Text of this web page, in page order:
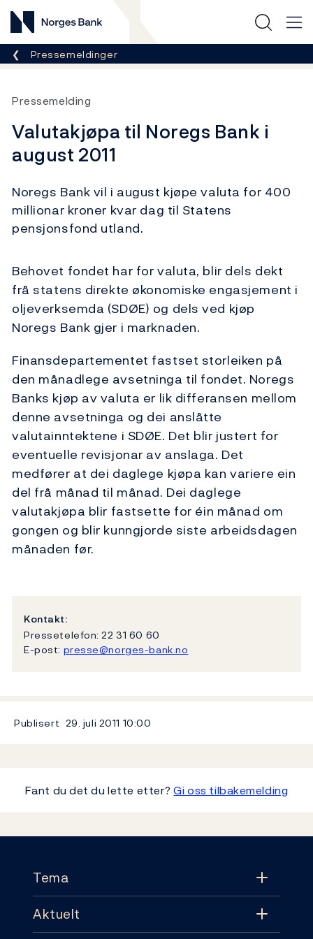
Norges Bank
Her er du nå:
Pressemeldinger
Pressemelding
Valutakjøpa til Noregs Bank i
august 2011
Noregs Bank vil i august kjøpe valuta for 400
millionar kroner kvar dag til Statens
pensjonsfond utland.
Behovet fondet har for valuta, blir dels dekt
frå statens direkte økonomiske engasjement i
oljeverksemda (SDØE) og dels ved kjøp
Noregs Bank gjer i marknaden.
Finansdepartementet fastset storleiken på
den månadlege avsetninga til fondet. Noregs
Banks kjøp av valuta er lik differansen mellom
denne avsetninga og dei anslåtte
valutainntektene i SDØE. Det blir justert for
eventuelle revisjonar av anslaga. Det
medfører at dei daglege kjøpa kan variere ein
del frå månad til månad. Dei daglege
valutakjøpa blir fastsette for éin månad om
gongen og blir kunngjorde siste arbeidsdagen
månaden før.
Kontakt:
Pressetelefon: 22 31 60 60
E-post: presse@norges-bank.no
Publisert 29. juli 2011 10:00
Fant du det du lette etter?Gi oss tilbakemelding
Tema
Tema
Aktuelt